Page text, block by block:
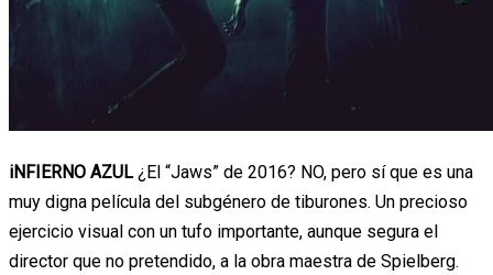
iNFIERNO AZUL¿El “Jaws” de 2016? NO, pero sí que es una
muy digna película del subgénero de tiburones. Un precioso
ejercicio visual con un tufo importante, aunque segura el
director que no pretendido, a la obra maestra de Spielberg.